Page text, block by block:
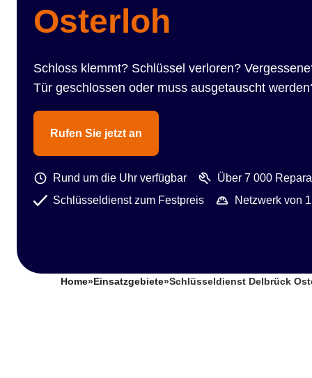
Osterloh
Schloss klemmt? Schlüssel verloren?
Tür geschlossen oder muss ausgetauscht
Rufen Sie jetzt an
Rund um die Uhr verfügbar
Über 7 000
Schlüsseldienst zum Festpreis
Netzwerk von
Home» Einsatzgebiete»Schlüsseldienst Delbrück